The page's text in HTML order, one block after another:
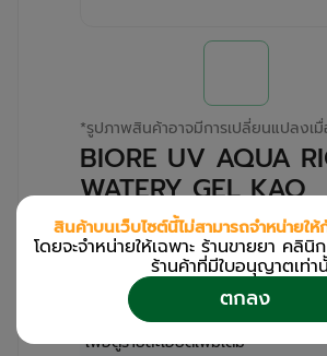
*รูปภาพสินค้าอาจมีการเปลี่ยนแปลงเมื่
BIORE UV AQUA
WATERY GEL KAO
(Tube/90ml)
สำหรับลูกค้าเฉพาะร้านขายยา คลินิก แ
พยาบาล
เข้าสู่ระบบ
เพื่อดูรายละเอียดเพิ่มเติม
สินค้าบนเว็บไซต์นี้ไม่สามารถจำหน่ายใ
โดยจะจำหน่ายให้เฉพาะ ร้านขายยา คลิ
ร้านค้าที่มีใบอนุญาตเท่า
ตกลง